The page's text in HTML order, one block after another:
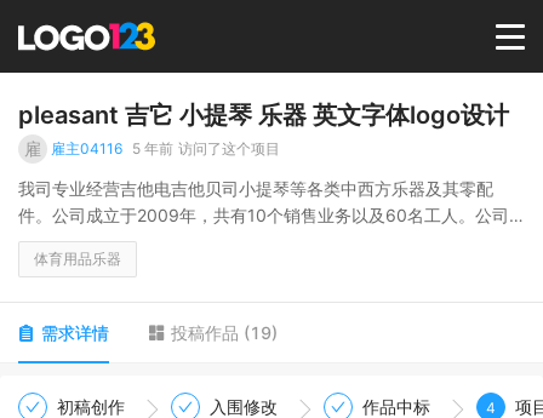
首页
选择套餐→
商标版权
LOGO
pleasant 吉它 小提琴 乐器 英文字体logo设计
雇 雇主04116 5 年前 访问了这个项目
我司专业经营吉他电吉他贝司小提琴等各类中西方乐器及其零配
件。公司成立于2009年，共有10个销售业务以及60名工人。公司
文化为：快乐的工作，愉悦的生活。
体育用品乐器
需求详情 投稿作品 (19)
初稿创作 入围修改 作品中标 4 项